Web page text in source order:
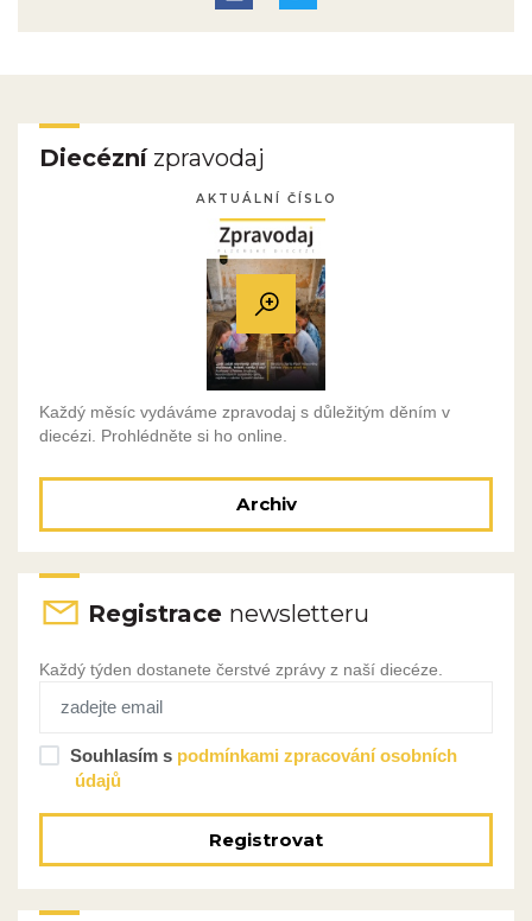
Diecéznízpravodaj
AKTUÁLNÍ ČÍSLO
Každý měsíc vydáváme zpravodaj s důležitým děním v
diecézi. Prohlédněte si ho online.
Archiv
Registrace newsletteru
Každý týden dostanete čerstvé zprávy z naší diecéze.
Souhlasím s podmínkami zpracování osobních
údajů
Registrovat